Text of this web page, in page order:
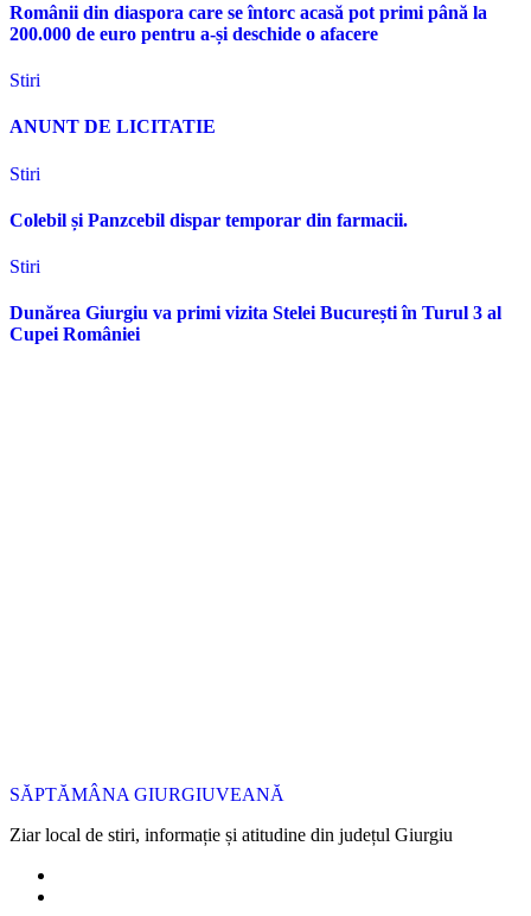
Românii din diaspora care se întorc acasă pot primi până la
200.000 de euro pentru a-și deschide o afacere
Stiri
ANUNT DE LICITATIE
Stiri
Colebil și Panzcebil dispar temporar din farmacii.
Stiri
Dunărea Giurgiu va primi vizita Stelei București în Turul 3 al
Cupei României
SĂPTĂMÂNA GIURGIUVEANĂ
Ziar local de stiri, informație și atitudine din județul Giurgiu